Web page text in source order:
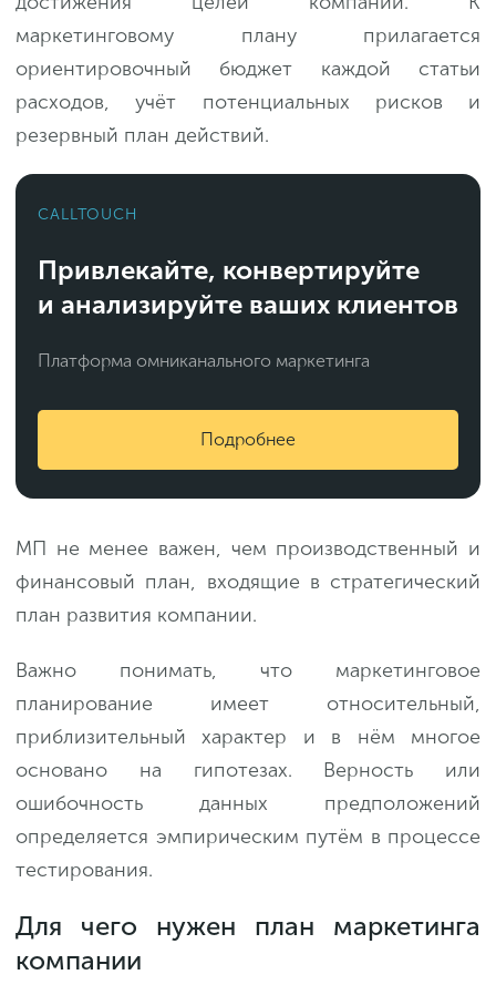
маркетинговому плану прилагается
ориентировочный бюджет каждой статьи
расходов, учёт потенциальных рисков и
резервный план действий.
CALLTOUCH
Привлекайте, конвертируйте
и анализируйте ваших клиентов
Платформа омниканального маркетинга
Подробнее
МП не менее важен, чем производственный и
финансовый план, входящие в стратегический
план развития компании.
Важно понимать, что маркетинговое
планирование имеет относительный,
приблизительный характер и в нём многое
основано на гипотезах. Верность или
ошибочность данных предположений
определяется эмпирическим путём в процессе
тестирования.
Для чего нужен план маркетинга
компании